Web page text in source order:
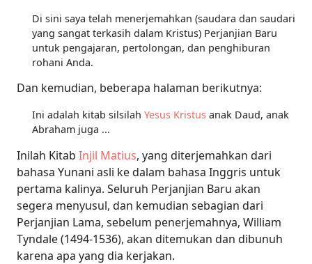
Di sini saya telah menerjemahkan (saudara dan saudari
yang sangat terkasih dalam Kristus) Perjanjian Baru
untuk pengajaran, pertolongan, dan penghiburan
rohani Anda.
Dan kemudian, beberapa halaman berikutnya:
Ini adalah kitab silsilah Yesus Kristusanak Daud, anak
Abraham juga ...
Inilah Kitab Injil Matius, yang diterjemahkan dari
bahasa Yunani asli ke dalam bahasa Inggris untuk
pertama kalinya. Seluruh Perjanjian Baru akan
segera menyusul, dan kemudian sebagian dari
Perjanjian Lama, sebelum penerjemahnya, William
Tyndale (1494-1536), akan ditemukan dan dibunuh
karena apa yang dia kerjakan.